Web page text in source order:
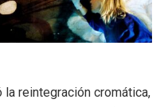
la reintegración cromática,